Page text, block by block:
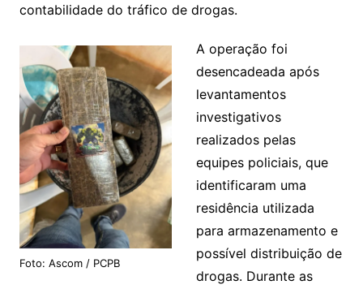
contabilidade do tráfico de drogas.
Foto: Ascom / PCPB
A operação foi
desencadeada após
levantamentos
investigativos
realizados pelas
equipes policiais, que
identificaram uma
residência utilizada
para armazenamento e
possível distribuição de
drogas. Durante as